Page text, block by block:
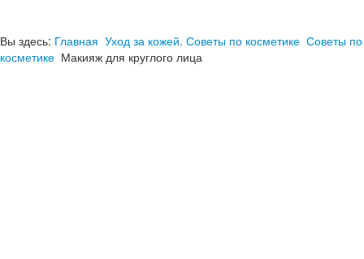
Вы здесь: Главная Уход за кожей. Советы по косметике Советы по
косметике Макияж для круглого лица